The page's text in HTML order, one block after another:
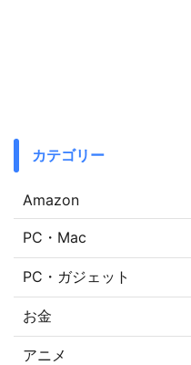
カテゴリー
Amazon
PC・Mac
PC・ガジェット
お金
アニメ